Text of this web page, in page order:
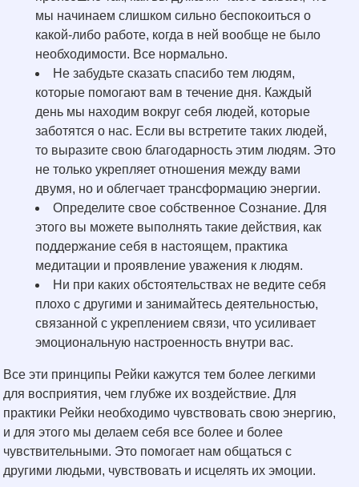
мы начинаем слишком сильно беспокоиться о
какой-либо работе, когда в ней вообще не было
необходимости. Все нормально.
Не забудьте сказать спасибо тем людям,
которые помогают вам в течение дня. Каждый
день мы находим вокруг себя людей, которые
заботятся о нас. Если вы встретите таких людей,
то выразите свою благодарность этим людям. Это
не только укрепляет отношения между вами
двумя, но и облегчает трансформацию энергии.
Определите свое собственное Сознание. Для
этого вы можете выполнять такие действия, как
поддержание себя в настоящем, практика
медитации и проявление уважения к людям.
Ни при каких обстоятельствах не ведите себя
плохо с другими и занимайтесь деятельностью,
связанной с укреплением связи, что усиливает
эмоциональную настроенность внутри вас.
Все эти принципы Рейки кажутся тем более легкими
для восприятия, чем глубже их воздействие. Для
практики Рейки необходимо чувствовать свою энергию,
и для этого мы делаем себя все более и более
чувствительными. Это помогает нам общаться с
другими людьми, чувствовать и исцелять их эмоции.